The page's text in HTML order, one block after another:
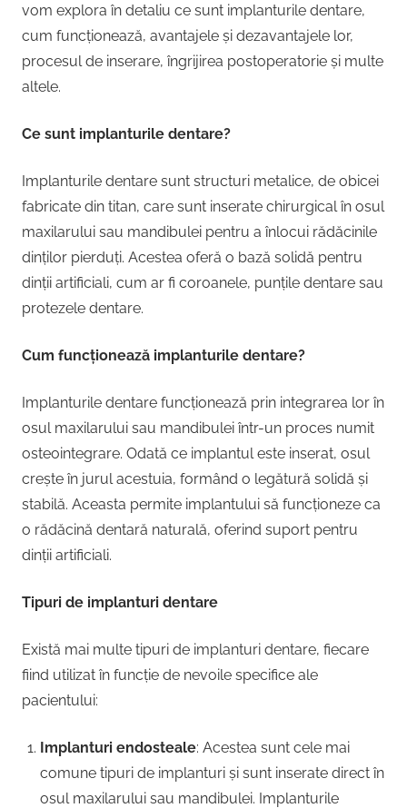
vom explora în detaliu ce sunt implanturile dentare,
cum funcționează, avantajele și dezavantajele lor,
procesul de inserare, îngrijirea postoperatorie și multe
altele.
Ce sunt implanturile dentare?
Implanturile dentare sunt structuri metalice, de obicei
fabricate din titan, care sunt inserate chirurgical în osul
maxilarului sau mandibulei pentru a înlocui rădăcinile
dinților pierduți. Acestea oferă o bază solidă pentru
dinții artificiali, cum ar fi coroanele, punțile dentare sau
protezele dentare.
Cum funcționează implanturile dentare?
Implanturile dentare funcționează prin integrarea lor în
osul maxilarului sau mandibulei într-un proces numit
osteointegrare. Odată ce implantul este inserat, osul
crește în jurul acestuia, formând o legătură solidă și
stabilă. Aceasta permite implantului să funcționeze ca
o rădăcină dentară naturală, oferind suport pentru
dinții artificiali.
Tipuri de implanturi dentare
Există mai multe tipuri de implanturi dentare, fiecare
fiind utilizat în funcție de nevoile specifice ale
pacientului:
Implanturi endosteale: Acestea sunt cele mai
comune tipuri de implanturi și sunt inserate direct în
osul maxilarului sau mandibulei. Implanturile